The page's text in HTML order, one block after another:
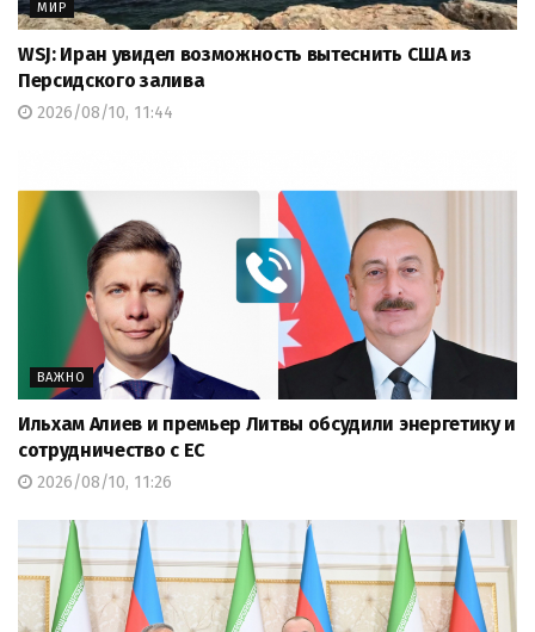
МИР
WSJ: Иран увидел возможность вытеснить США из
Персидского залива
2026/08/10, 11:44
ВАЖНО
Ильхам Алиев и премьер Литвы обсудили энергетику и
сотрудничество с ЕС
2026/08/10, 11:26